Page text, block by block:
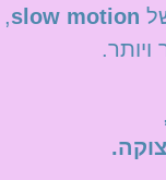
slow motion
,
ויותר.